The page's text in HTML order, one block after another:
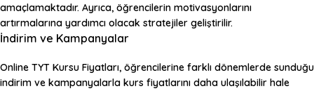
amaçlamaktadır. Ayrıca, öğrencilerin motivasyonlarını
artırmalarına yardımcı olacak stratejiler geliştirilir.
İndirim ve Kampanyalar
Online TYT Kursu Fiyatları, öğrencilerine farklı dönemlerde sunduğu
indirim ve kampanyalarla kurs fiyatlarını daha ulaşılabilir hale